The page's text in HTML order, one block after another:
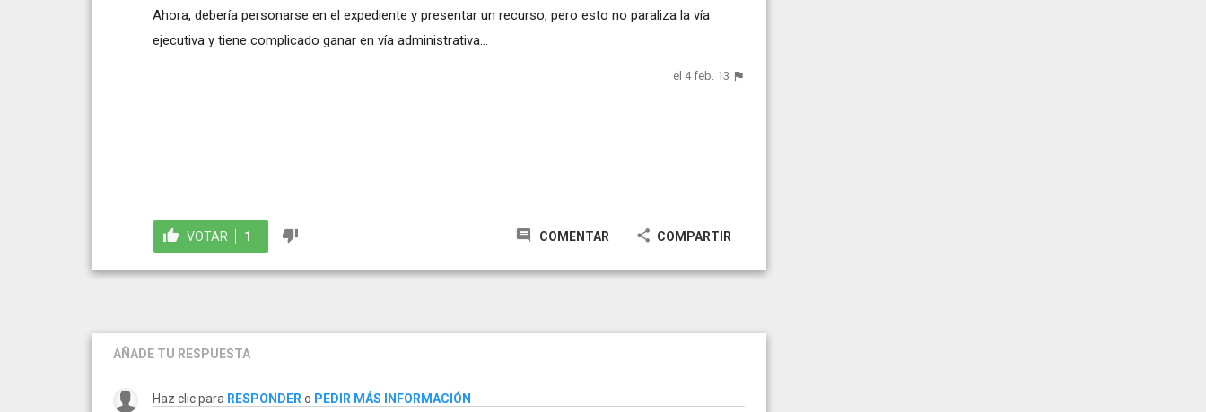
Ahora, debería personarse en el expediente y presentar un recurso, pero esto no paraliza la vía
ejecutiva y tiene complicado ganar en vía administrativa...
el 4 feb. 13
VOTAR 1 COMENTAR COMPARTIR
AÑADE TU RESPUESTA
Haz clic para RESPONDER o PEDIR MÁS INFORMACIÓN